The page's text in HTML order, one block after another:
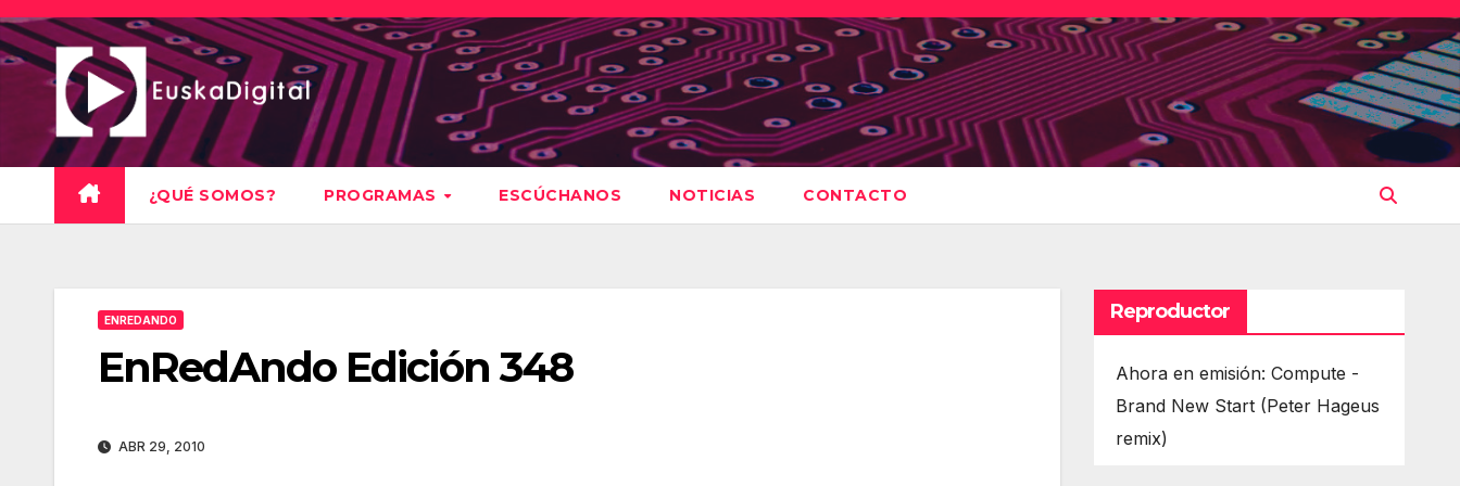
Saltar
al
contenido
¿QUÉ SOMOS? PROGRAMAS ESCÚCHANOS NOTICIAS CONTACTO
ENREDANDO
EnRedAndo Edición 348
ABR 29, 2010
Reproductor
Ahora en emisión: Compute -
Brand New Start (Peter Hageus
remix)